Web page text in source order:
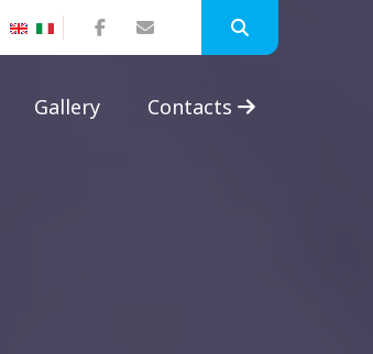
Gallery Contacts